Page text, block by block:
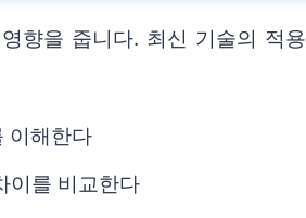
향을 줍니다. 최신 기술의 적
이해한다
이를 비교한다